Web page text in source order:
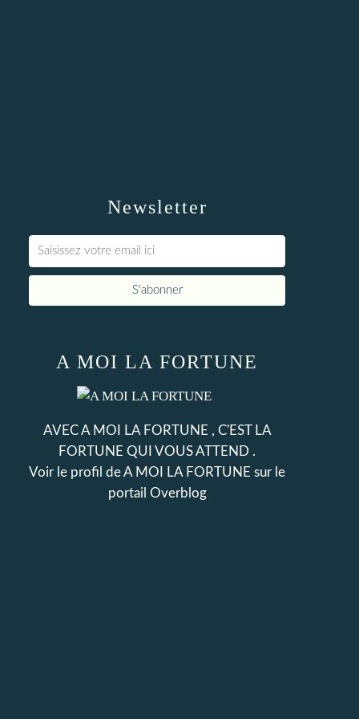
Newsletter
A MOI LA FORTUNE
AVEC A MOI LA FORTUNE , C'EST LA
FORTUNE QUI VOUS ATTEND .
Voir le profil deA MOI LA FORTUNE sur le
portail Overblog